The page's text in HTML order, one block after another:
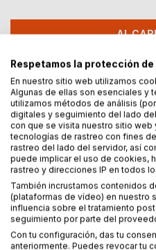
AL
Añadir a lista de deseo
Haz una reseña
DESCRIPCIÓN
Las Palmas es, quizás, una
Respetamos la protección
En nuestro sitio web utilizamos
Algunas de ellas son esenciales y
utilizamos métodos de análisis
digitales y seguimiento del lado
con que se visita nuestro sitio web
tecnologías de rastreo con fines
rastreo del lado del servidor, así
puede implicar el uso de cookies,
rastreo y direcciones IP en todos
También incrustamos contenidos
(plataformas de vídeo) en nuestro
influencia sobre el tratamiento
seguimiento por parte del
Con tu configuración, das tu
anteriormente. Puedes revocar tu